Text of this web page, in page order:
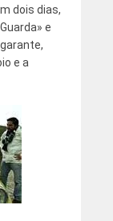
dois dias,
e
e a